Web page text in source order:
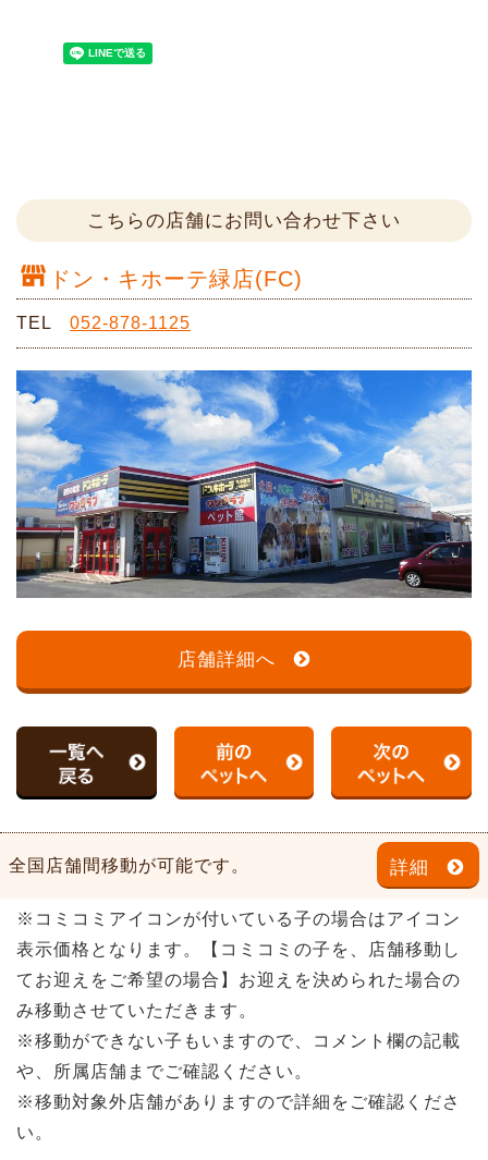
こちらの店舗にお問い合わせ下さい
ドン・キホーテ緑店(FC)
TEL 052-878-1125
店舗詳細へ
全国店舗間移動が可能です。 詳細
※コミコミアイコンが付いている子の場合はアイコン
表示価格となります。【コミコミの子を、店舗移動し
てお迎えをご希望の場合】お迎えを決められた場合の
み移動させていただきます。
※移動ができない子もいますので、コメント欄の記載
や、所属店舗までご確認ください。
※移動対象外店舗がありますので詳細をご確認くださ
い。